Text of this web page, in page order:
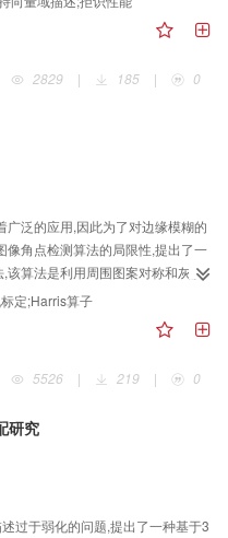
示对输入模式进行拒识或接受处理;
行综合判决.仿真实验结果表明,该
分解决假阳性高的问题.
2829
| 185 | 0
泛的应用,因此为了对边缘模糊的
角点检测算法的局限性,提出了一
该算法是利用周围图案对称和灰度
方差算子V组合而成的角点检测算
）,简称SV算子.该算子不仅构思巧
的旋转变换和亮度变换具有鲁棒性
缘模糊有良好的适应性,适用于摄
定;Harris算子
5526
| 219 | 0
研究
过于弱化的问题,提出了一种基于3